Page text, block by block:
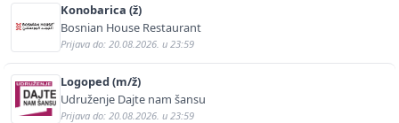
Konobarica (ž)
Bosnian House Restaurant
Prijava do: 20.08.2026. u 23:59
Logoped (m/ž)
Udruženje Dajte nam šansu
Prijava do: 20.08.2026. u 23:59